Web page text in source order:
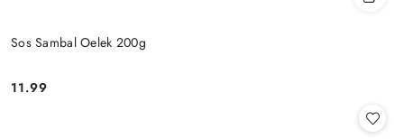
Sos Sambal Oelek 200g
Cena:
11.99